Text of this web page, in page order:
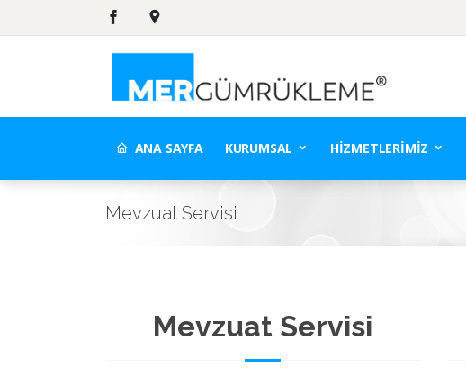
ANA SAYFA KURUMSAL HIZMETLERIMIZ
Mevzuat Servisi
Mevzuat Servisi